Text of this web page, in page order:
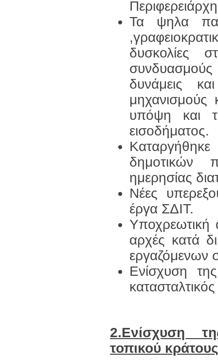
Τα ψηλα
δυσκολίες
δυνάμεις
μηχανισμούς
υπόψη και
εισοδήματος.
δημοτικών
ημερησίας
Νέες
έργα ΣΔΙΤ.
Υποχρεωτική
αρχές κατά
εργαζόμενων
Ενίσχυση
2.Ενίσχυση
τοπικού κράτους